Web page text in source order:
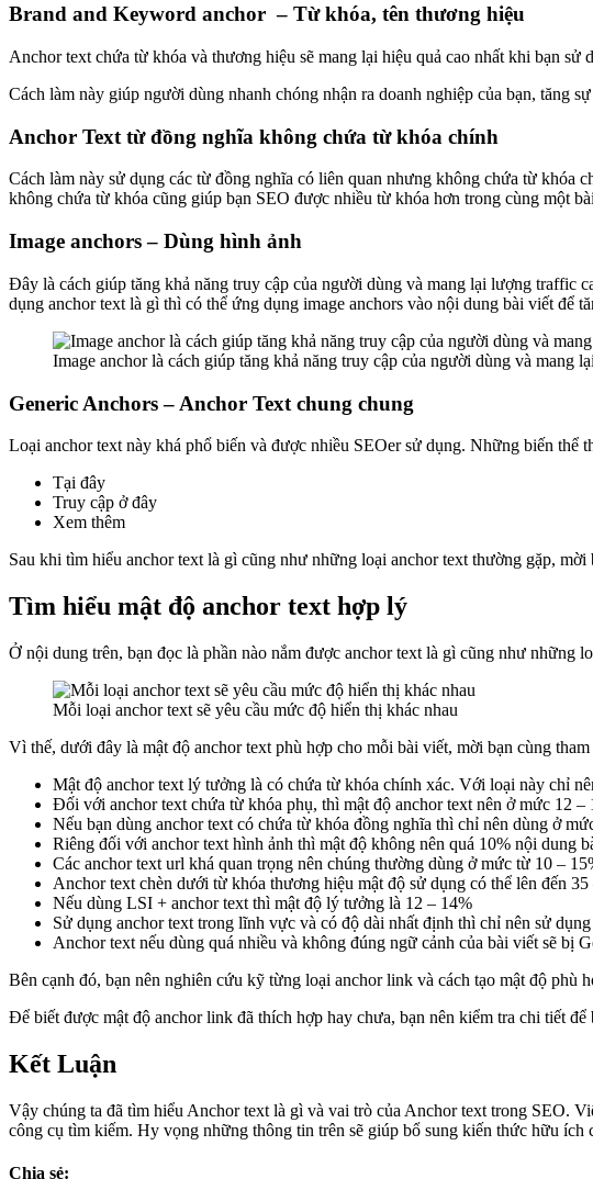
Brand and Keyword anchor – Từ khóa, tên thương hiệu
Anchor text chứa từ khóa và thương hiệu sẽ mang lại hiệu quả cao nhất khi bạn
Cách làm này giúp người dùng nhanh chóng nhận ra doanh nghiệp của bạn, tăng
Anchor Text từ đồng nghĩa không chứa từ khóa chính
Cách làm này sử dụng các từ đồng nghĩa có liên quan nhưng không chứa từ
không chứa từ khóa cũng giúp bạn SEO được nhiều từ khóa hơn trong cùng một
Image anchors – Dùng hình ảnh
Đây là cách giúp tăng khả năng truy cập của người dùng và mang lại lượng traffic
dụng anchor text là gì thì có thể ứng dụng image anchors vào nội dung bài viết để
Image anchor là cách giúp tăng khả năng truy cập của người dùng và mang
Generic Anchors – Anchor Text chung chung
Loại anchor text này khá phổ biến và được nhiều SEOer sử dụng. Những biến thể
Tại đây
Truy cập ở đây
Xem thêm
Sau khi tìm hiểu anchor text là gì cũng như những loại anchor text thường gặp,
Tìm hiểu mật độ anchor text hợp lý
Ở nội dung trên, bạn đọc là phần nào nắm được anchor text là gì cũng như những
Mỗi loại anchor text sẽ yêu cầu mức độ hiển thị khác nhau
Vì thế, dưới đây là mật độ anchor text phù hợp cho mỗi bài viết, mời bạn cùng tham
Mật độ anchor text lý tưởng là có chứa từ khóa chính xác. Với loại này chỉ
Đối với anchor text chứa từ khóa phụ, thì mật độ anchor text nên ở mức 12 –
Nếu bạn dùng anchor text có chứa từ khóa đồng nghĩa thì chỉ nên dùng ở
Riêng đối với anchor text hình ảnh thì mật độ không nên quá 10% nội dung
Các anchor text url khá quan trọng nên chúng thường dùng ở mức từ 10 –
Anchor text chèn dưới từ khóa thương hiệu mật độ sử dụng có thể lên đến 35
Nếu dùng LSI + anchor text thì mật độ lý tưởng là 12 – 14%
Sử dụng anchor text trong lĩnh vực và có độ dài nhất định thì chỉ nên sử
Anchor text nếu dùng quá nhiều và không đúng ngữ cảnh của bài viết sẽ bị
Bên cạnh đó, bạn nên nghiên cứu kỹ từng loại anchor link và cách tạo mật độ phù
Để biết được mật độ anchor link đã thích hợp hay chưa, bạn nên kiểm tra chi tiết
Kết Luận
Vậy chúng ta đã tìm hiểu Anchor text là gì và vai trò của Anchor text trong SEO.
công cụ tìm kiếm. Hy vọng những thông tin trên sẽ giúp bổ sung kiến thức hữu ích
Chia sẻ: